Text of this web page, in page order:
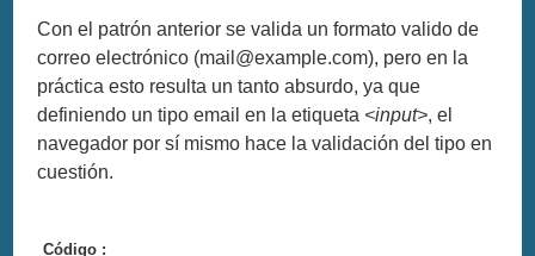
Con el patrón anterior se valida un formato valido de
correo electrónico (mail@example.com), pero en la
práctica esto resulta un tanto absurdo, ya que
definiendo un tipo email en la etiqueta <input>, el
navegador por sí mismo hace la validación del tipo en
cuestión.
Código :